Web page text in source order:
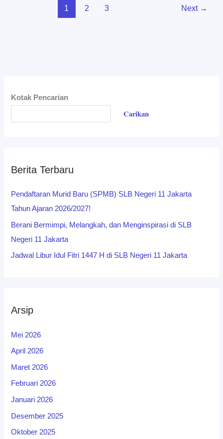
1 2 3 Next →
Kotak Pencarian
Carikan
Berita Terbaru
Pendaftaran Murid Baru (SPMB) SLB Negeri 11 Jakarta
Tahun Ajaran 2026/2027!
Berani Bermimpi, Melangkah, dan Menginspirasi di SLB
Negeri 11 Jakarta
Jadwal Libur Idul Fitri 1447 H di SLB Negeri 11 Jakarta
Arsip
Mei 2026
April 2026
Maret 2026
Februari 2026
Januari 2026
Desember 2025
Oktober 2025